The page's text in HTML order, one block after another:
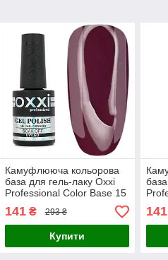
Камуфлююча кольорова
база для гель-лаку Oxxi
Professional Color Base 15
мл № 11
141₴ 293 ₴
Купити
мл
141